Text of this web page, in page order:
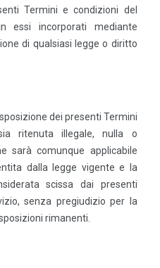
Termini e condizioni del
essi incorporati mediante
di qualsiasi legge o diritto
dei presenti Termini
ritenuta illegale, nulla o
sarà comunque applicabile
dalla legge vigente e la
scissa dai presenti
senza pregiudizio per la
rimanenti.